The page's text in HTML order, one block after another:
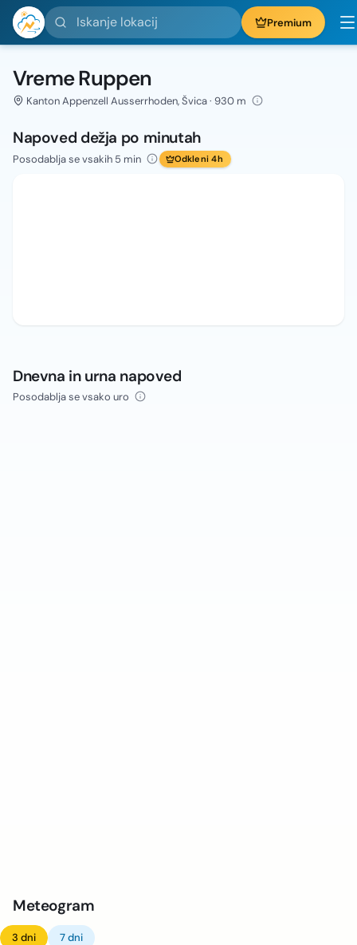
Iskanje lokacij Premium
Vreme Ruppen
Kanton Appenzell Ausserrhoden, Švica · 930 m
Napoved dežja po minutah
Posodablja se vsakih 5 min Odkleni 4h
Dnevna in urna napoved
Posodablja se vsako uro
Meteogram
3 dni 7 dni